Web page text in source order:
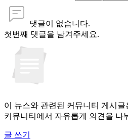
댓글이 없습니다.
첫번째 댓글을 남겨주세요.
이 뉴스와 관련된 커뮤니티 게시글
커뮤니티에서 자유롭게 의견을 나
글 쓰기